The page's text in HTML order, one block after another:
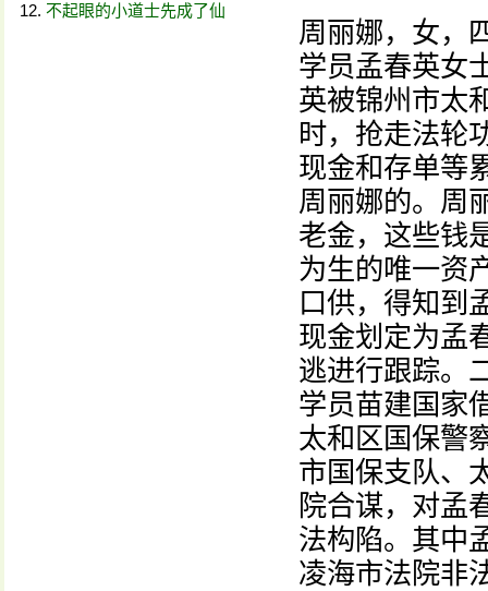
不起眼的小道士先成了仙
周丽娜，女，
学员孟春英女
英被锦州市太
时，抢走法轮
现金和存单等
周丽娜的。周
老金，这些钱
为生的唯一资
口供，得知到
现金划定为孟
逃进行跟踪。
学员苗建国家
太和区国保警
市国保支队、
院合谋，对孟
法构陷。其中
凌海市法院非